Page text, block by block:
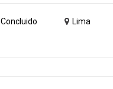
Concluido Lima